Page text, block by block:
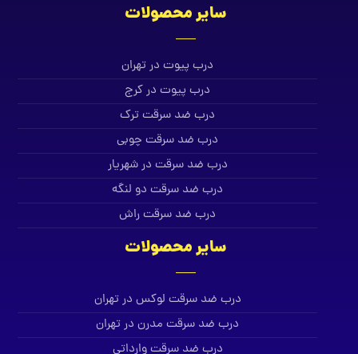
سایر محصولات
درب پیوت در تهران
درب پیوت در کرج
درب ضد سرقت ترک
درب ضد سرقت چوبی
درب ضد سرقت در شهریار
درب ضد سرقت دو لنگه
درب ضد سرقت راش
سایر محصولات
درب ضد سرقت لوکس در تهران
درب ضد سرقت مدرن در تهران
درب ضد سرقت وارداتی